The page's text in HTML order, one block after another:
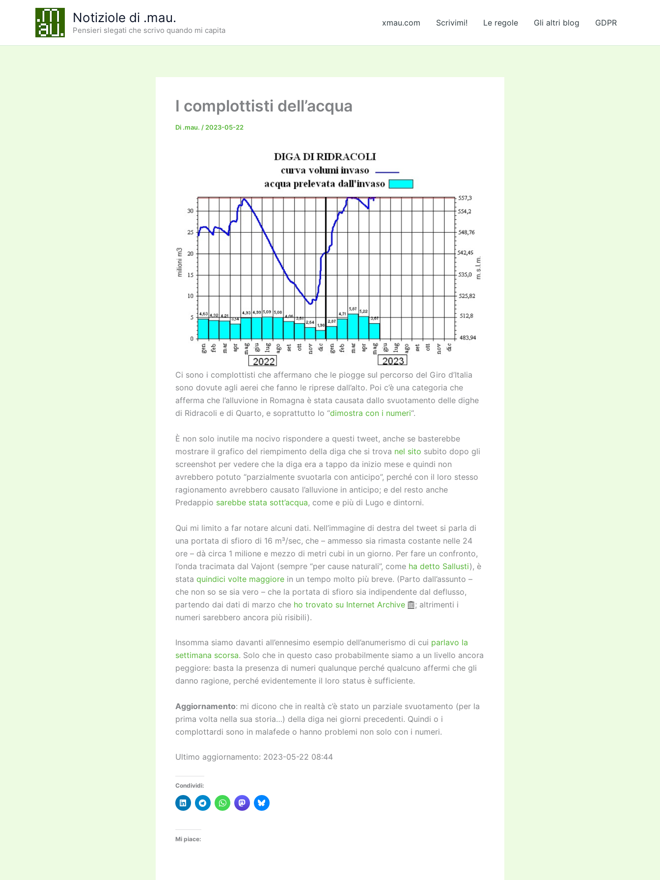
Notiziole di .mau.
Pensieri slegati che scrivo quando mi capita
xmau.com Scrivimi! Le regole Gli altri blog GDPR
I complottisti dell’acqua
Di .mau. / 2023-05-22
Ci sono i complottisti che affermano che le piogge sul percorso del Giro d’Italia
sono dovute agli aerei che fanno le riprese dall’alto. Poi c’è una categoria che
afferma che l’alluvione in Romagna è stata causata dallo svuotamento delle dighe
di Ridracoli e di Quarto, e soprattutto lo “dimostra con i numeri“.
È non solo inutile ma nocivo rispondere a questi tweet, anche se basterebbe
mostrare il grafico del riempimento della diga che si trova nel sito subito dopo gli
screenshot per vedere che la diga era a tappo da inizio mese e quindi non
avrebbero potuto “parzialmente svuotarla con anticipo”, perché con il loro stesso
ragionamento avrebbero causato l’alluvione in anticipo; e del resto anche
Predappio sarebbe stata sott’acqua, come e più di Lugo e dintorni.
Qui mi limito a far notare alcuni dati. Nell’immagine di destra del tweet si parla di
una portata di sfioro di 16 m³/sec, che – ammesso sia rimasta costante nelle 24
ore – dà circa 1 milione e mezzo di metri cubi in un giorno. Per fare un confronto,
l’onda tracimata dal Vajont (sempre “per cause naturali”, come ha detto Sallusti), è
stata quindici volte maggiore in un tempo molto più breve. (Parto dall’assunto –
che non so se sia vero – che la portata di sfioro sia indipendente dal deflusso,
partendo dai dati di marzo che ho trovato su Internet Archive
; altrimenti i
numeri sarebbero ancora più risibili).
Insomma siamo davanti all’ennesimo esempio dell’anumerismo di cui parlavo la
settimana scorsa. Solo che in questo caso probabilmente siamo a un livello ancora
peggiore: basta la presenza di numeri qualunque perché qualcuno affermi che gli
danno ragione, perché evidentemente il loro status è sufficiente.
Aggiornamento: mi dicono che in realtà c’è stato un parziale svuotamento (per la
prima volta nella sua storia…) della diga nei giorni precedenti. Quindi o i
complottardi sono in malafede o hanno problemi non solo con i numeri.
Ultimo aggiornamento: 2023-05-22 08:44
Condividi:
Mi piace: